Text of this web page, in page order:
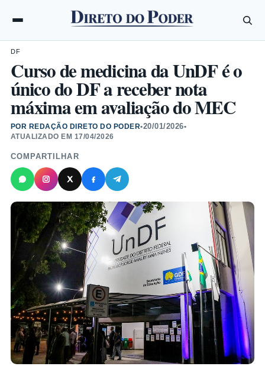
DF
Curso de medicina da UnDF é o
único do DF a receber nota
máxima em avaliação do MEC
POR REDAÇÃO DIRETO DO PODER•20/01/2026•
ATUALIZADO EM 17/04/2026
COMPARTILHAR